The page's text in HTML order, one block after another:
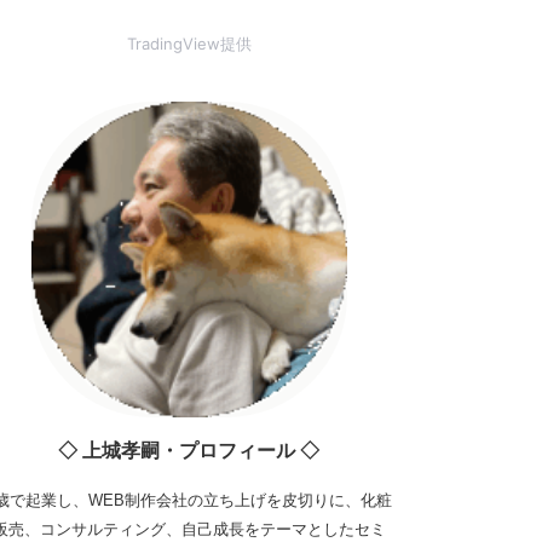
TradingView提供
◇ 上城孝嗣・プロフィール ◇
で起業し、WEB制作会社の立ち上げを皮切りに、化粧
売、コンサルティング、自己成長をテーマとしたセミ